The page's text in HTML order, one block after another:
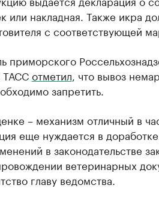
или накладная. Также икра
с соответствующей
приморского
ТАССотметил , что вывоз
запретить.
– механизм отличный в
еще нуждается в
в законодательстве
ветеринарных
главу ведомства.